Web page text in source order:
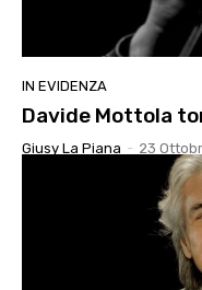
IN EVIDENZA
Davide Mottola
Giusy La Piana - 23